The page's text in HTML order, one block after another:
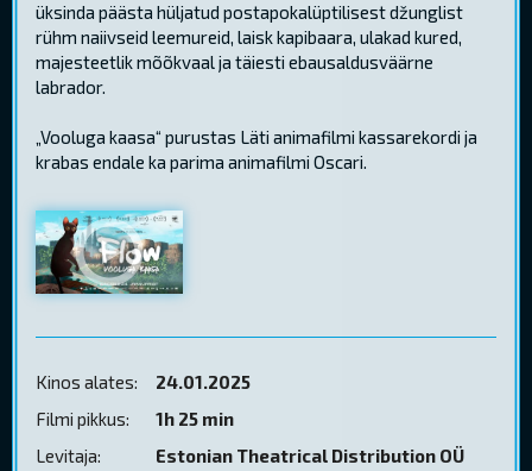
üksinda päästa hüljatud postapokalüptilisest džunglist
rühm naiivseid leemureid, laisk kapibaara, ulakad kured,
majesteetlik mõõkvaal ja täiesti ebausaldusväärne
labrador.
„Vooluga kaasa“ purustas Läti animafilmi kassarekordi ja
krabas endale ka parima animafilmi Oscari.
Kinos alates:
24.01.2025
Filmi pikkus:
1h 25 min
Levitaja:
Estonian Theatrical Distribution OÜ